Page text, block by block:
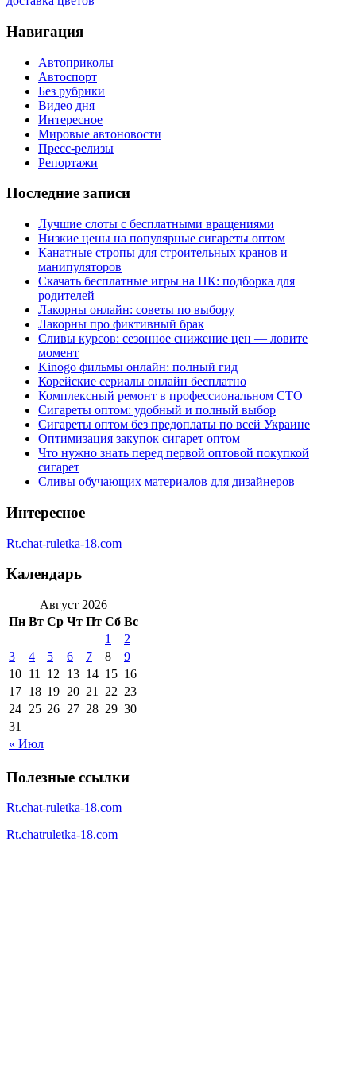
Навигация
Автоприколы
Автоспорт
Без рубрики
Видео дня
Интересное
Мировые автоновости
Пресс-релизы
Репортажи
Последние записи
Лучшие слоты с бесплатными вращениями
Низкие цены на популярные сигареты оптом
Канатные стропы для строительных кранов и
манипуляторов
Скачать бесплатные игры на ПК: подборка для
родителей
Лакорны онлайн: советы по выбору
Лакорны про фиктивный брак
Сливы курсов: сезонное снижение цен — ловите
момент
Kinogo фильмы онлайн: полный гид
Корейские сериалы онлайн бесплатно
Комплексный ремонт в профессиональном СТО
Сигареты оптом: удобный и полный выбор
Сигареты оптом без предоплаты по всей Украине
Оптимизация закупок сигарет оптом
Что нужно знать перед первой оптовой покупкой
сигарет
Сливы обучающих материалов для дизайнеров
Интересное
Rt.chat-ruletka-18.com
Календарь
Август 2026
Пн Вт Ср Чт Пт Сб Вс
« Июл
1
2
3
4 5 6 7 8
9
10 11 12 13 14 15 16
17 18 19 20 21 22 23
24 25 26 27 28 29 30
31
Полезные ссылки
Rt.chat-ruletka-18.com
Rt.chatruletka-18.com